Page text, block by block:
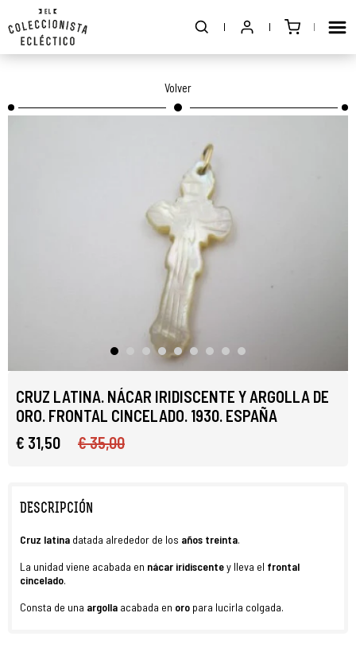
Volver
CRUZ LATINA. NÁCAR IRIDISCENTE Y ARGOLLA DE
ORO. FRONTAL CINCELADO. 1930. ESPAÑA
€ 31,50
€ 35,00
DESCRIPCIÓN
Cruz latina datada alrededor de los años treinta.
La unidad viene acabada en nácar iridiscentey lleva el frontal
cincelado.
Consta de una argolla acabada en oro para lucirla colgada.